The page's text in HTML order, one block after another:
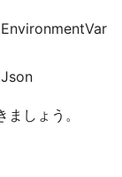
しょう。